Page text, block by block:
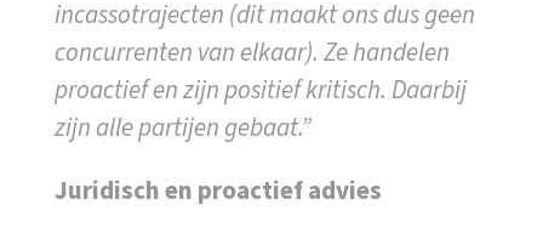
incassotrajecten (dit maakt ons dus geen
concurrenten van elkaar). Ze handelen
proactief en zijn positief kritisch. Daarbij
zijn alle partijen gebaat.”
Juridisch en proactief advies